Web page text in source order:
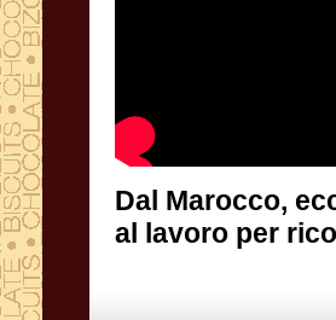
Dal Marocco,
al lavoro per